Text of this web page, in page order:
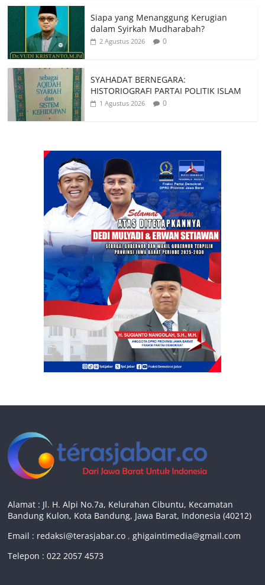
Siapa yang Menanggung Kerugian
dalam Syirkah Mudharabah?
2 Agustus 2026 0
SYAHADAT BERNEGARA:
HISTORIOGRAFI PARTAI POLITIK ISLAM
1 Agustus 2026 0
Alamat : Jl. H. Alpi No.7a, Kelurahan Cibuntu, Kecamatan
Bandung Kulon, Kota Bandung, Jawa Barat, Indonesia (40212)
Email : redaksi@terasjabar.co ,ghigaintimedia@gmail.com
Telepon : 022 2057 4573